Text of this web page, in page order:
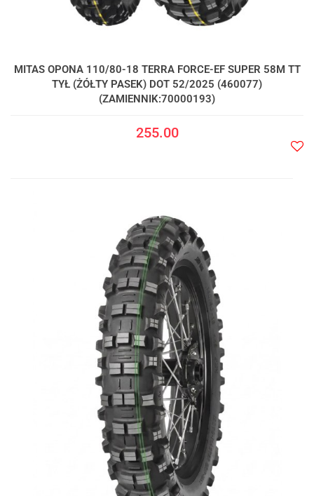
MITAS OPONA 110/80-18 TERRA FORCE-EF SUPER 58M TT
TYŁ (ŻÓŁTY PASEK) DOT 52/2025 (460077)
(ZAMIENNIK:70000193)
255.00